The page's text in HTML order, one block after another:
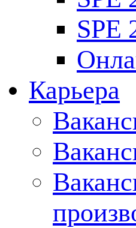
SPE
Карьера